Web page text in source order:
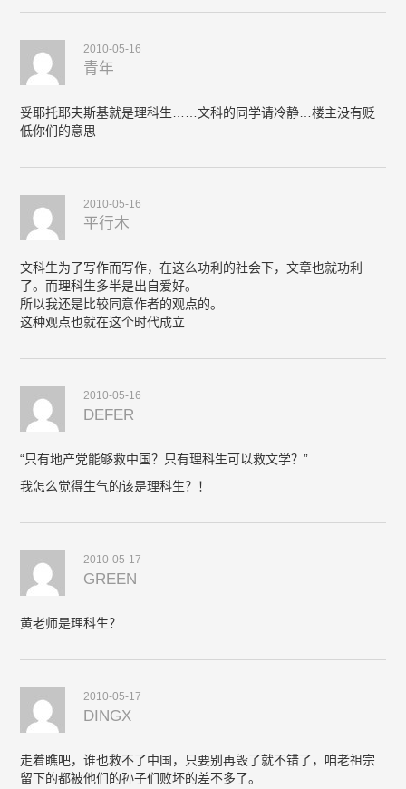
2010-05-16
青年
妥耶托耶夫斯基就是理科生……文科的同学请冷静…楼主没有贬
低你们的意思
2010-05-16
平行木
文科生为了写作而写作，在这么功利的社会下，文章也就功利
了。而理科生多半是出自爱好。
所以我还是比较同意作者的观点的。
这种观点也就在这个时代成立….
2010-05-16
DEFER
“只有地产党能够救中国？只有理科生可以救文学？”
我怎么觉得生气的该是理科生？！
2010-05-17
GREEN
黄老师是理科生？
2010-05-17
DINGX
走着瞧吧，谁也救不了中国，只要别再毁了就不错了，咱老祖宗
留下的都被他们的孙子们败坏的差不多了。